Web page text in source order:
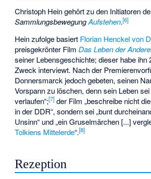
Christoph Hein gehört zu den Initiatoren
SammlungsbewegungAufstehen.[6]
Hein zufolge basiert Florian Henckel von
preisgekrönter FilmDas Leben der
seiner Lebensgeschichte; dieser habe ihn
Zweck interviewt. Nach der
Donnersmarck jedoch gebeten, seinen
Vorspann zu löschen, denn sein Leben sei
verlaufen“;[7] der Film „beschreibe nicht
in der DDR“, sondern sei „bunt
Unsinn“ und „ein Gruselmärchen [...]
Tolkiens Mittelerde“.[8]
Rezeption